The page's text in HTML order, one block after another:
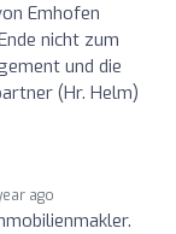
Emhofen
nicht zum
und die
(Hr. Helm)
ago